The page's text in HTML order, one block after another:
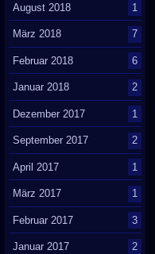
August 2018 1
März 2018 7
Februar 2018 6
Januar 2018 2
Dezember 2017 1
September 2017 2
April 2017 1
März 2017 1
Februar 2017 3
Januar 2017 2